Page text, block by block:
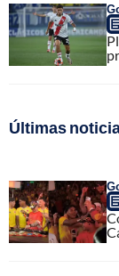
Últimas